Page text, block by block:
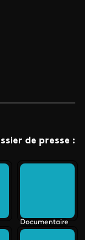
de presse :
Documentaire